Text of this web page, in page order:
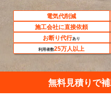
電気代削減
施工会社に直接依頼
お断り代行あり
利用者数25万人以上
無料見積りで